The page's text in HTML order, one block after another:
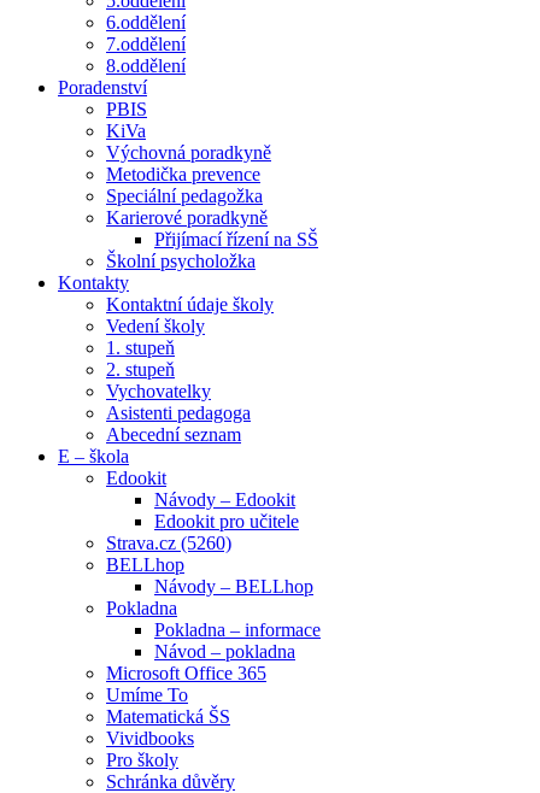
6.oddělení
7.oddělení
8.oddělení
Poradenství
PBIS
KiVa
Výchovná poradkyně
Metodička prevence
Speciální pedagožka
Karierové poradkyně
Přijímací řízení na SŠ
Školní psycholožka
Kontakty
Kontaktní údaje školy
Vedení školy
1. stupeň
2. stupeň
Vychovatelky
Asistenti pedagoga
Abecední seznam
E – škola
Edookit
Návody – Edookit
Edookit pro učitele
Strava.cz (5260)
BELLhop
Návody – BELLhop
Pokladna
Pokladna – informace
Návod – pokladna
Microsoft Office 365
Umíme To
Matematická ŠS
Vividbooks
Pro školy
Schránka důvěry